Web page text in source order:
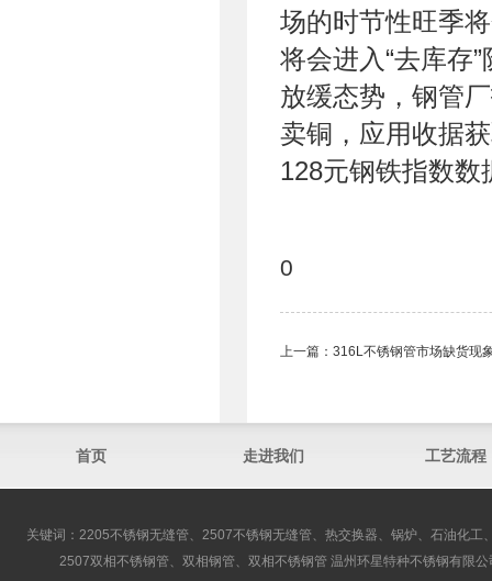
场的时节性旺季
将会进入“去库存
放缓态势，钢管
卖铜，应用收据
128元钢铁指数
0
上一篇： 316L不锈钢管市场缺货现
首页 走进我们 工艺流程
关键词：2205不锈钢无缝管、2507不锈钢无缝管、热交换器、锅炉、石油化
2507双相不锈钢管、双相钢管、双相不锈钢管 温州环星特种不锈钢有限